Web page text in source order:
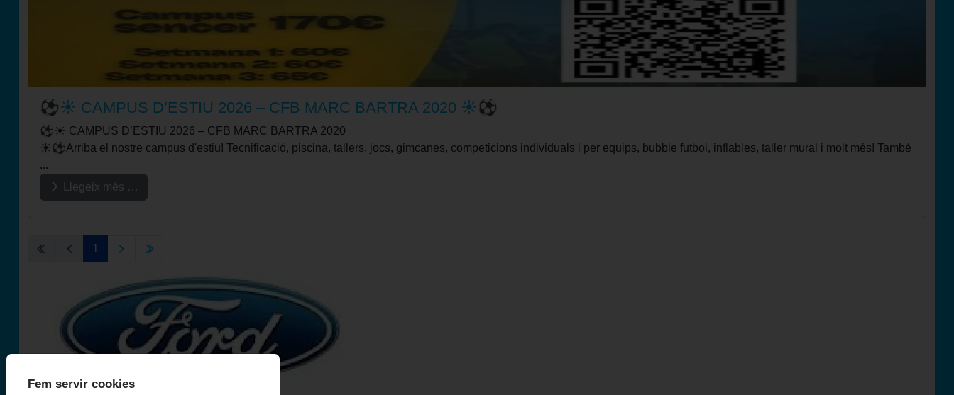
⚽☀️ CAMPUS D’ESTIU 2026 – CFB MARC BARTRA 2020 ☀️⚽
⚽☀️ CAMPUS D’ESTIU 2026 – CFB MARC BARTRA 2020
☀️⚽Arriba el nostre campus d'estiu! Tecnificació, piscina, tallers, jocs, gimcanes, competicions individuals i per equips, bubble futbol, inflables, taller mural i molt més! També
...
Llegeix més …
1
Fem servir cookies